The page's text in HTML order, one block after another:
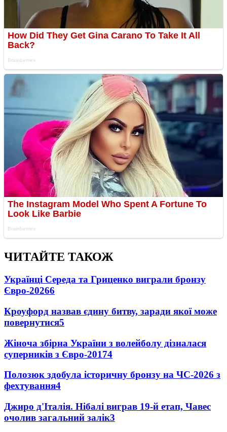
ЧИТАЙТЕ ТАКОЖ
Українці Середа та Гриценко виграли бронзу
Євро-20266
Кроуфорд назвав єдину битву, заради якої може
повернутися5
Жіноча збірна України з волейболу дізналася
суперників з Євро-20174
Полозюк здобула історичну бронзу на ЧС-2026 з
фехтування4
Джиро д'Італія. Нібалі виграв 19-й етап, Чавес
очолив загальний залік3